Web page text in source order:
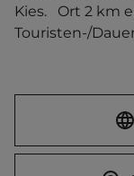
Kies.   Ort 2 km
Touristen-/